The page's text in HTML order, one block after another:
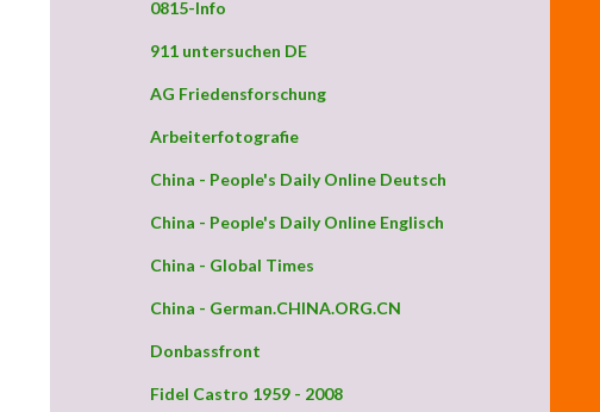
0815-Info
911 untersuchen DE
AG Friedensforschung
Arbeiterfotografie
China - People's Daily Online Deutsch
China - People's Daily Online Englisch
China - Global Times
China - German.CHINA.ORG.CN
Donbassfront
Fidel Castro 1959 - 2008